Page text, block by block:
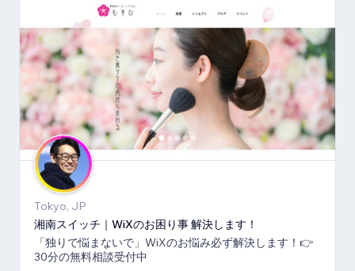
Tokyo, JP
湘南スイッチ｜WiXのお困り事 解決します！
「独りで悩まないで」WiXのお悩み必ず解決します！👉
30分の無料相談受付中